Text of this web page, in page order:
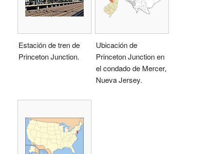
Estación de tren de
Princeton Junction.
Ubicación de
Princeton Junction en
el condado de Mercer,
Nueva Jersey.